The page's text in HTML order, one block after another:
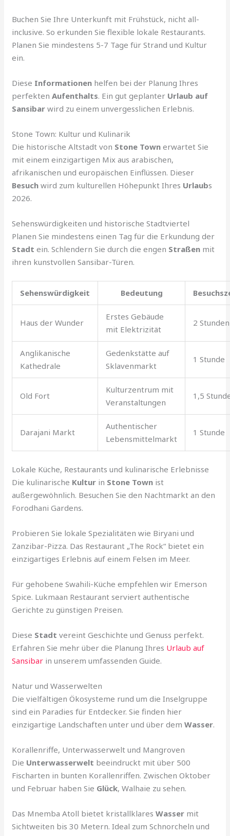
Buchen Sie Ihre Unterkunft mit Frühstück, nicht all-
inclusive. So erkunden Sie flexible lokale Restaurants.
Planen Sie mindestens 5-7 Tage für Strand und Kultur
ein.
Diese Informationen helfen bei der Planung Ihres
perfektenAufenthalts. Ein gut geplanter Urlaub auf
Sansibar wird zu einem unvergesslichen Erlebnis.
Stone Town: Kultur und Kulinarik
Die historische Altstadt von Stone Town erwartet Sie
mit einem einzigartigen Mix aus arabischen,
afrikanischen und europäischen Einflüssen. Dieser
Besuch wird zum kulturellen Höhepunkt Ihres Urlaubs
2026.
Sehenswürdigkeiten und historische Stadtviertel
Planen Sie mindestens einen Tag für die Erkundung der
Stadt ein. Schlendern Sie durch die engen Straßen mit
ihren kunstvollen Sansibar-Türen.
Sehenswürdigkeit Bedeutung
Haus der Wunder
Erstes Gebäude
mit Elektrizität
2 Stunden
Anglikanische
Kathedrale
Gedenkstätte auf
Sklavenmarkt
1 Stunde
Old Fort
Kulturzentrum mit
Veranstaltungen
1,5
Darajani Markt
Authentischer
Lebensmittelmarkt
1 Stunde
Lokale Küche, Restaurants und kulinarische Erlebnisse
Die kulinarische Kultur in Stone Town ist
außergewöhnlich. Besuchen Sie den Nachtmarkt an den
Forodhani Gardens.
Probieren Sie lokale Spezialitäten wie Biryani und
Zanzibar-Pizza. Das Restaurant „The Rock“ bietet ein
einzigartiges Erlebnis auf einem Felsen im Meer.
Für gehobene Swahili-Küche empfehlen wir Emerson
Spice. Lukmaan Restaurant serviert authentische
Gerichte zu günstigen Preisen.
Diese Stadt vereint Geschichte und Genuss perfekt.
Erfahren Sie mehr über die Planung Ihres Urlaub auf
Sansibar in unserem umfassenden Guide.
Natur und Wasserwelten
Die vielfältigen Ökosysteme rund um die Inselgruppe
sind ein Paradies für Entdecker. Sie finden hier
einzigartige Landschaften unter und über demWasser.
Korallenriffe, Unterwasserwelt und Mangroven
Die Unterwasserwelt beeindruckt mit über 500
Fischarten in bunten Korallenriffen. Zwischen Oktober
und Februar haben Sie Glück, Walhaie zu sehen.
Das Mnemba Atoll bietet kristallklaresWasser mit
Sichtweiten bis 30 Metern. Ideal zum Schnorcheln und